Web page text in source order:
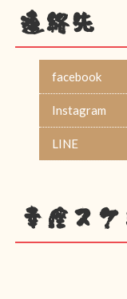
連絡先
facebook
Instagram
LINE
幸座ス